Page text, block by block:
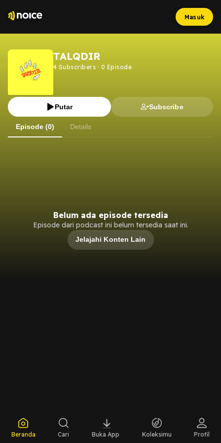
Masuk
TALQDIR
4 Subscribers · 0 Episode
Putar Subscribe
Episode (0) Details
Belum ada episode tersedia
Episode dari podcast ini belum tersedia saat ini.
Jelajahi Konten Lain
Beranda Cari Buka App Koleksimu Profil